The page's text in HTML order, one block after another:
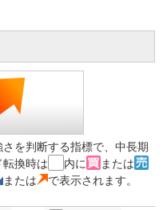
を判断する指標で、中長期
換時は
内に
または
または で表示されます。